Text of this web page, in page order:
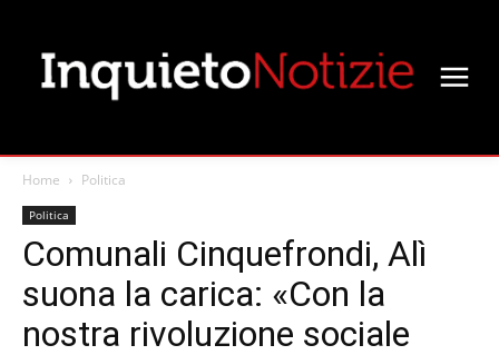
Home Politica
Politica
Comunali Cinquefrondi, Alì
suona la carica: «Con la
nostra rivoluzione sociale